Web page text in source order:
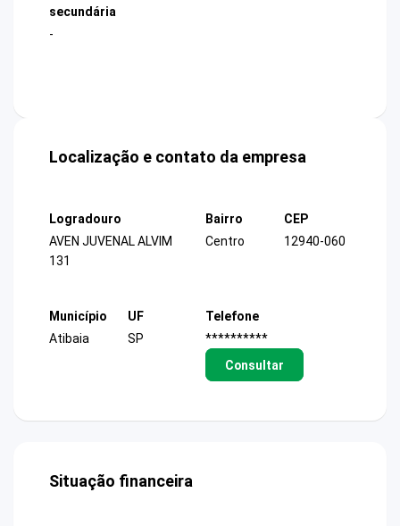
secundária
-
Localização e contato da empresa
Logradouro
AVEN JUVENAL ALVIM
131
Bairro
Centro
CEP
12940-060
Município
Atibaia
UF
SP
Telefone
**********
Consultar
Situação financeira